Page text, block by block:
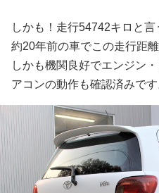
しかも！走行54742キロと言
約20年前の車でこの走行距
しかも機関良好でエンジン
アコンの動作も確認済みです